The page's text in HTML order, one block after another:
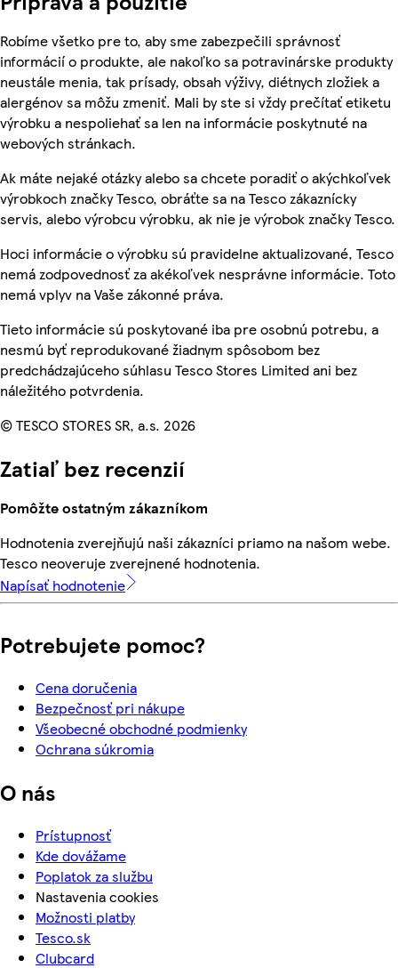
Robíme všetko pre to, aby sme zabezpečili správnosť
informácií o produkte, ale nakoľko sa potravinárske produkty
neustále menia, tak prísady, obsah výživy, diétnych zložiek a
alergénov sa môžu zmeniť. Mali by ste si vždy prečítať etiketu
výrobku a nespoliehať sa len na informácie poskytnuté na
webových stránkach.
Ak máte nejaké otázky alebo sa chcete poradiť o akýchkoľvek
výrobkoch značky Tesco, obráťte sa na Tesco zákaznícky
servis, alebo výrobcu výrobku, ak nie je výrobok značky Tesco.
Hoci informácie o výrobku sú pravidelne aktualizované, Tesco
nemá zodpovednosť za akékoľvek nesprávne informácie. Toto
nemá vplyv na Vaše zákonné práva.
Tieto informácie sú poskytované iba pre osobnú potrebu, a
nesmú byť reprodukované žiadnym spôsobom bez
predchádzajúceho súhlasu Tesco Stores Limited ani bez
náležitého potvrdenia.
© TESCO STORES SR, a.s. 2026
Zatiaľ bez recenzií
Pomôžte ostatným zákazníkom
Hodnotenia zverejňujú naši zákazníci priamo na našom webe.
Tesco neoveruje zverejnené hodnotenia.
Napísať hodnotenie
Potrebujete pomoc?
Cena doručenia
Bezpečnosť pri nákupe
Všeobecné obchodné podmienky
Ochrana súkromia
O nás
Prístupnosť
Kde dovážame
Poplatok za službu
Nastavenia cookies
Možnosti platby
Tesco.sk
Clubcard